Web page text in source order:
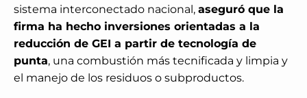
sistema interconectado nacional, aseguró que la
firma ha hecho inversiones orientadas a la
reducción de GEI a partir de tecnología de
punta, una combustión más tecnificada y limpia y
el manejo de los residuos o subproductos.